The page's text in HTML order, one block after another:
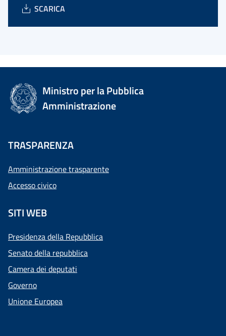
SCARICA
Ministro per la Pubblica
Amministrazione
TRASPARENZA
Amministrazione trasparente
Accesso civico
SITI WEB
Presidenza della Repubblica
Senato della repubblica
Camera dei deputati
Governo
Unione Europea